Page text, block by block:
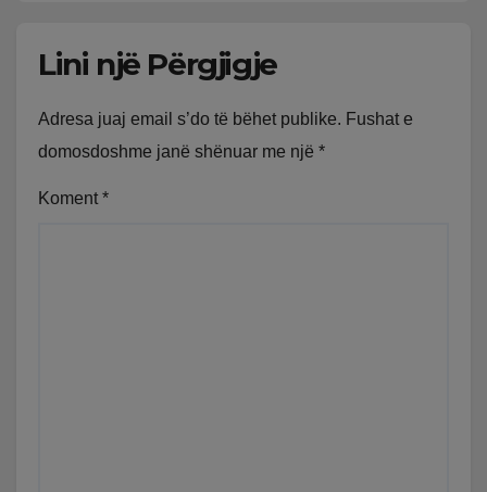
Lini një Përgjigje
Adresa juaj email s’do të bëhet publike. Fushat e
domosdoshme janë shënuar me një *
Koment *